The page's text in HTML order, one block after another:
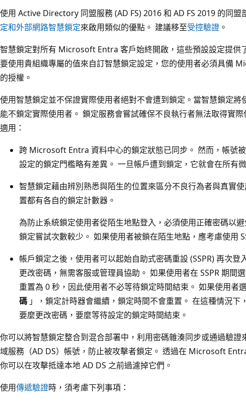
使用 Active Directory 同盟服務 (AD FS) 2016 和 AD FS 2019 的同盟
定和外部網路智慧鎖定來啟用類似的優點。 建議移至受控驗證 。
智慧鎖定對所有 Microsoft Entra 客戶始終開啟，這些預設設定提供
要使用貴組織專屬的值來自訂智慧鎖定設定，您的使用者必須具備
的授權。
使用智慧鎖定並不保證實際使用者絕對不會遭到鎖定。當智慧鎖定
能不鎖定實際使用者。 鎖定服務會嘗試確保不良執行者無法取得實
適用：
跨 Microsoft Entra 資料中心的鎖定狀態已同步。 然而，帳號
設定的鎖定門檻略有差異。 一旦帳戶遭到鎖定，它就會在所有
智慧鎖定藉由辨別熟悉與陌生的位置來區分不良行為者與真實
置都有各自的鎖定計數器。
為防止系統鎖定使用者從陌生地點登入，必須使用正確密碼以
鎖定嘗試次數較少。 如果使用者被鎖在陌生地點，應考慮使用
帳戶鎖定之後，使用者可以起始自助式密碼重設 (SSPR) 再次登
更改密碼，無需客服或管理員協助。 如果使用者在 SSPR 期間
重置為 0 秒，因此使用者不必等待鎖定時間結束。 如果使用者
碼 」，鎖定計時器會繼續，鎖定時間不會重置。 在這種情況下
要麼更改密碼，要麼等待設定的鎖定時間結束。
你可以將智慧鎖定整合到混合部署中，利用密碼雜湊同步或通過驗
域服務（AD DS）帳號，防止被攻擊者鎖定。 透過在 Microsoft
你可以在攻擊抵達本地 AD DS 之前過濾掉它們。
使用傳遞驗證時，須考慮下列事項：